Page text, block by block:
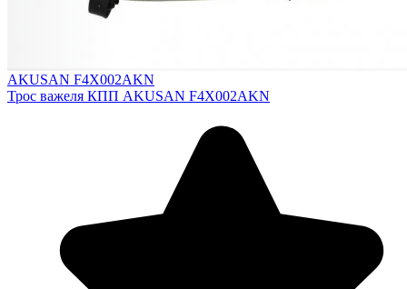
AKUSAN F4X002AKN
Трос важеля КПП AKUSAN F4X002AKN